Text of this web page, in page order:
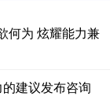
何为 炫耀能力兼
建议发布咨询